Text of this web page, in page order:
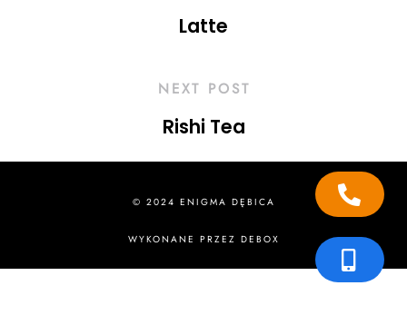
Latte
NEXT POST
Rishi Tea
© 2024 ENIGMA DĘBICA
WYKONANE PRZEZ DEBOX